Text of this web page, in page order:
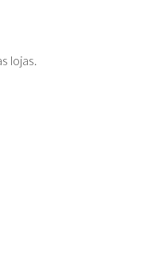
lojas.